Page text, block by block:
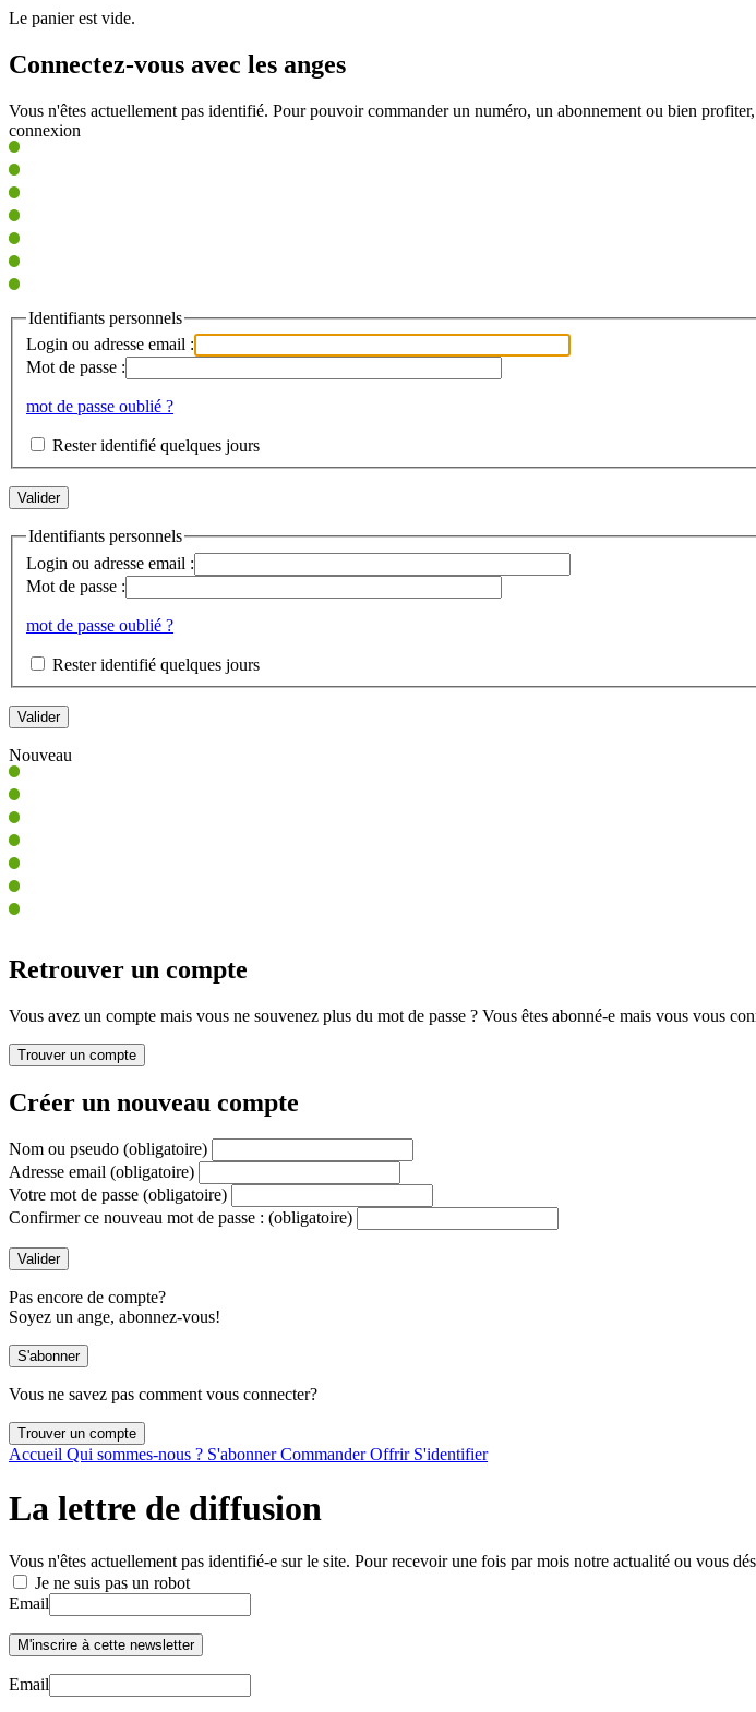
Le panier est vide.
Connectez-vous avec les anges
Vous n'êtes actuellement pas identifié. Pour pouvoir commander un numéro, un abonnement ou bien
connexion
Identifiants personnels
Login ou adresse email :
Mot de passe :
mot de passe oublié ?
Rester identifié quelques jours
Identifiants personnels
Login ou adresse email :
Mot de passe :
mot de passe oublié ?
Rester identifié quelques jours
Nouveau
Retrouver un compte
Vous avez un compte mais vous ne souvenez plus du mot de passe ? Vous êtes abonné-e mais vous vous
Créer un nouveau compte
Nom ou pseudo (obligatoire)
Adresse email (obligatoire)
Votre mot de passe (obligatoire)
Confirmer ce nouveau mot de passe : (obligatoire)
Pas encore de compte?
Soyez un ange, abonnez-vous!
Vous ne savez pas comment vous connecter?
Accueil Qui sommes-nous ? S'abonnerCommanderOffrir S'identifier
La lettre de diffusion
Vous n'êtes actuellement pas identifié-e sur le site. Pour recevoir une fois par mois notre actualité ou vous
Je ne suis pas un robot
Email
Email